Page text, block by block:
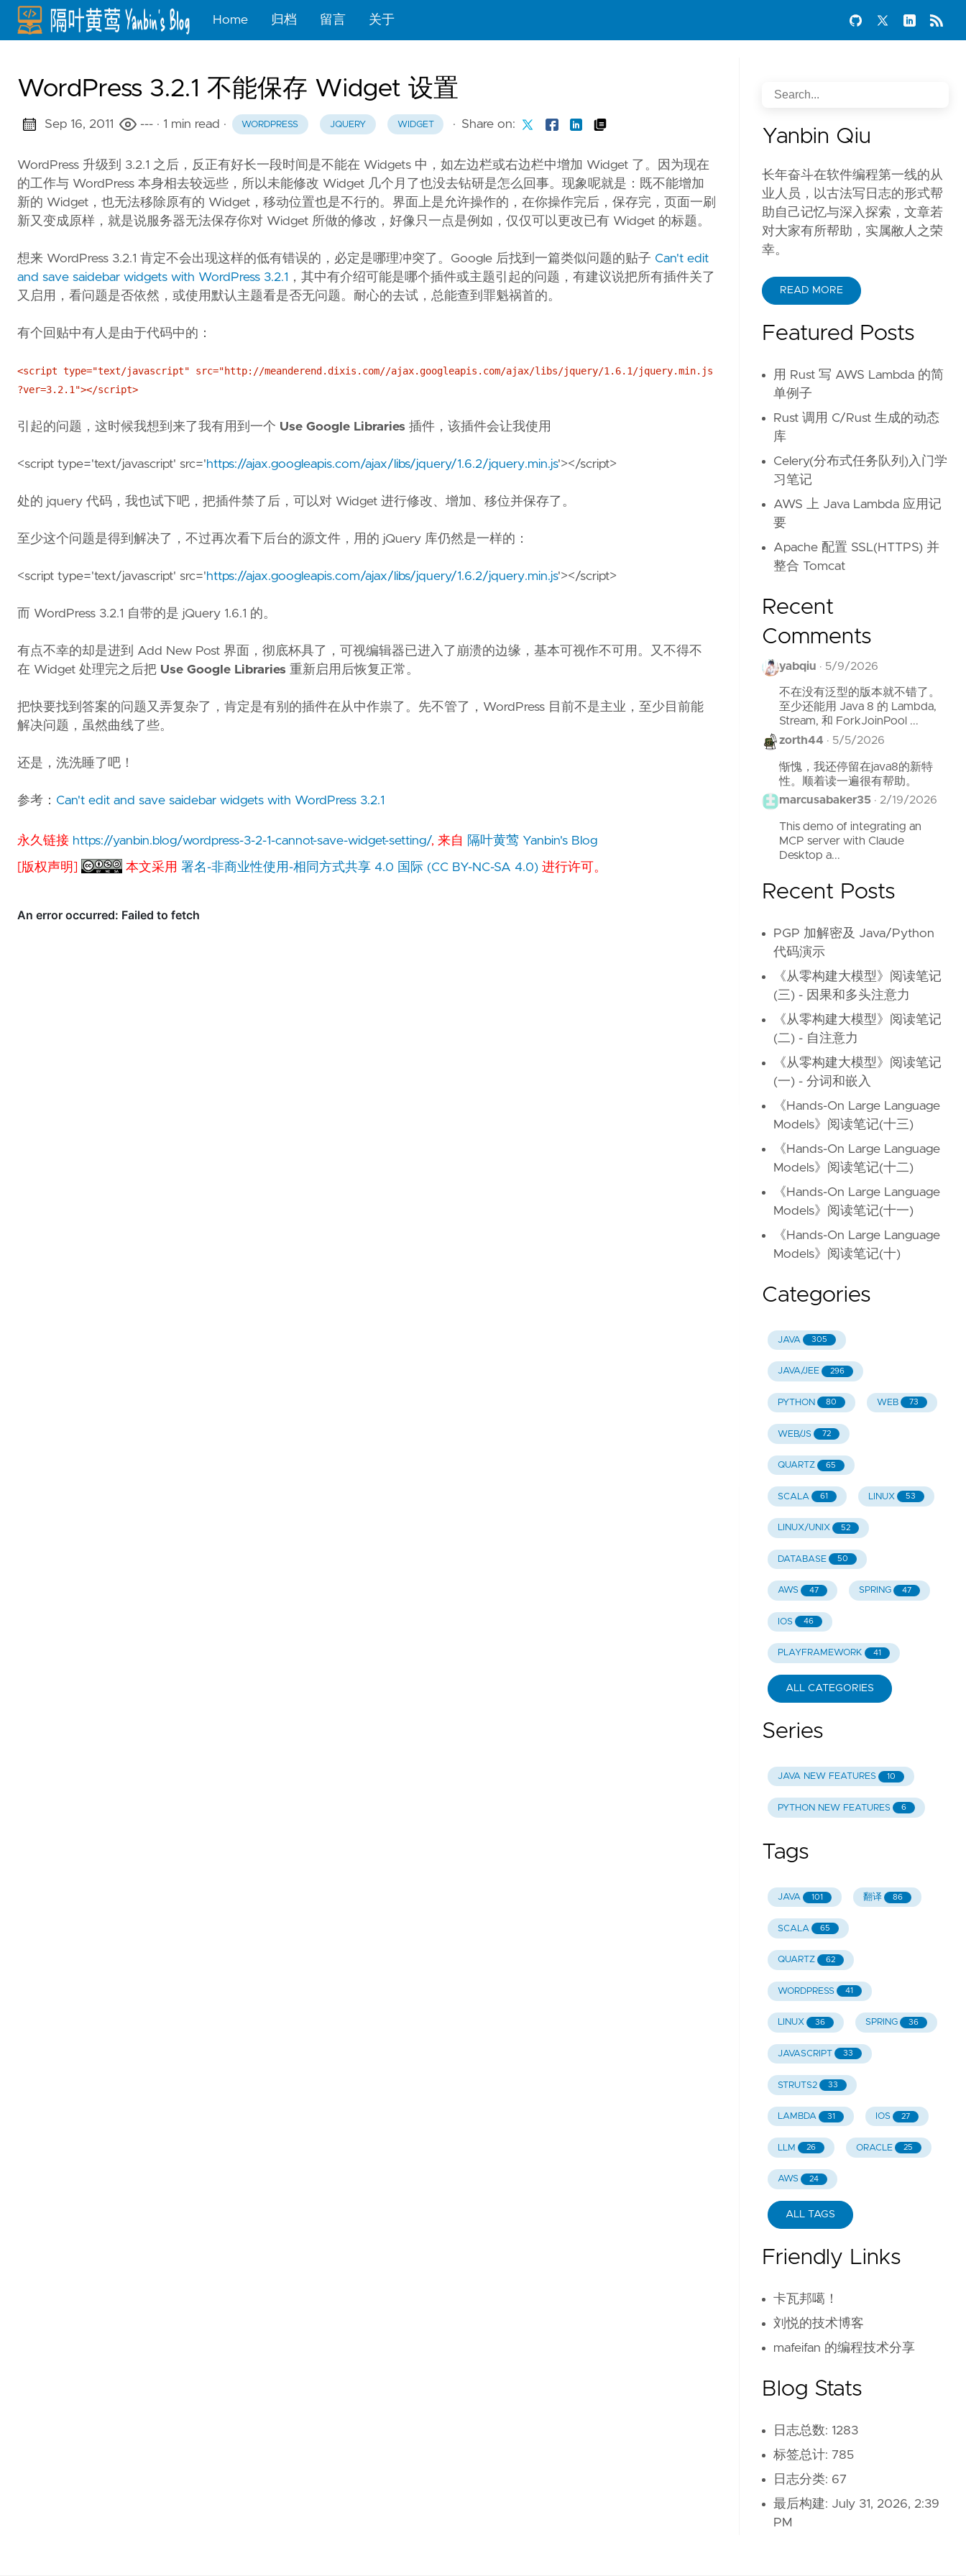
Home 归档 留言 关于
WordPress 3.2.1 不能保存 Widget 设置
Sep 16, 2011 --- · 1 min read · WORDPRESS JQUERY WIDGET · Share on:
WordPress 升级到 3.2.1 之后，反正有好长一段时间是不能在 Widgets 中，如左边栏或右边栏中增加 Widget 了。因为现在
的工作与 WordPress 本身相去较远些，所以未能修改 Widget 几个月了也没去钻研是怎么回事。现象呢就是：既不能增加
新的 Widget，也无法移除原有的 Widget，移动位置也是不行的。界面上是允许操作的，在你操作完后，保存完，页面一刷
新又变成原样，就是说服务器无法保存你对 Widget 所做的修改，好像只一点是例如，仅仅可以更改已有 Widget 的标题。
想来 WordPress 3.2.1 肯定不会出现这样的低有错误的，必定是哪理冲突了。Google 后找到一篇类似问题的贴子 Can't edit
and save saidebar widgets with WordPress 3.2.1 ，其中有介绍可能是哪个插件或主题引起的问题，有建议说把所有插件关了
又启用，看问题是否依然，或使用默认主题看是否无问题。耐心的去试，总能查到罪魁祸首的。
有个回贴中有人是由于代码中的：
<script type="text/javascript" src="http://meanderend.dixis.com//ajax.googleapis.com/ajax/libs/jquery/1.6.1/jquery.min.js
?ver=3.2.1"></script>
引起的问题，这时候我想到来了我有用到一个 Use Google Libraries 插件，该插件会让我使用
<script type='text/javascript' src='https://ajax.googleapis.com/ajax/libs/jquery/1.6.2/jquery.min.js'></script>
处的 jquery 代码，我也试下吧，把插件禁了后，可以对 Widget 进行修改、增加、移位并保存了。
至少这个问题是得到解决了，不过再次看下后台的源文件，用的 jQuery 库仍然是一样的：
<script type='text/javascript' src='https://ajax.googleapis.com/ajax/libs/jquery/1.6.2/jquery.min.js'></script>
而 WordPress 3.2.1 自带的是 jQuery 1.6.1 的。
有点不幸的却是进到 Add New Post 界面，彻底杯具了，可视编辑器已进入了崩溃的边缘，基本可视作不可用。又不得不
在 Widget 处理完之后把 Use Google Libraries 重新启用后恢复正常。
把快要找到答案的问题又弄复杂了，肯定是有别的插件在从中作祟了。先不管了，WordPress 目前不是主业，至少目前能
解决问题，虽然曲线了些。
还是，洗洗睡了吧！
参考： Can't edit and save saidebar widgets with WordPress 3.2.1
永久链接 https://yanbin.blog/wordpress-3-2-1-cannot-save-widget-setting/, 来自 隔叶黄莺 Yanbin's Blog
[版权声明] 本文采用署名-非商业性使用-相同方式共享 4.0 国际 (CC BY-NC-SA 4.0) 进行许可。
Yanbin Qiu
长年奋斗在软件编程第一线的从
业人员，以古法写日志的形式帮
助自己记忆与深入探索，文章若
对大家有所帮助，实属敝人之荣
幸。
READ MORE
Featured Posts
用 Rust 写 AWS Lambda 的简
单例子
Rust 调用 C/Rust 生成的动态
库
Celery(分布式任务队列)入门学
习笔记
AWS 上 Java Lambda 应用记
要
Apache 配置 SSL(HTTPS) 并
整合 Tomcat
Recent
Comments
yabqiu · 5/9/2026
不在没有泛型的版本就不错了。
至少还能用 Java 8 的 Lambda,
Stream, 和 ForkJoinPool ...
zorth44 · 5/5/2026
惭愧，我还停留在java8的新特
性。顺着读一遍很有帮助。
marcusabaker35 · 2/19/2026
This demo of integrating an
MCP server with Claude
Desktop a...
Recent Posts
PGP 加解密及 Java/Python
代码演示
《从零构建大模型》阅读笔记
(三) - 因果和多头注意力
《从零构建大模型》阅读笔记
(二) - 自注意力
《从零构建大模型》阅读笔记
(一) - 分词和嵌入
《Hands-On Large Language
Models》阅读笔记(十三)
《Hands-On Large Language
Models》阅读笔记(十二)
《Hands-On Large Language
Models》阅读笔记(十一)
《Hands-On Large Language
Models》阅读笔记(十)
Categories
JAVA 305
JAVA/JEE 296
PYTHON 80 WEB 73
WEB/JS 72
QUARTZ 65
SCALA 61 LINUX 53
LINUX/UNIX 52
DATABASE 50
AWS 47 SPRING 47
IOS 46
PLAYFRAMEWORK 41
ALL CATEGORIES
Series
JAVA NEW FEATURES 10
PYTHON NEW FEATURES 6
Tags
JAVA 101 翻译 86
SCALA 65
QUARTZ 62
WORDPRESS 41
LINUX 36 SPRING 36
JAVASCRIPT 33
STRUTS2 33
LAMBDA 31 IOS 27
LLM 26 ORACLE 25
AWS 24
ALL TAGS
Friendly Links
卡瓦邦噶！
刘悦的技术博客
mafeifan 的编程技术分享
Blog Stats
日志总数: 1283
标签总计: 785
日志分类: 67
最后构建: July 31, 2026, 2:39
PM